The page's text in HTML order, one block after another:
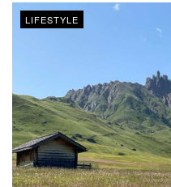
LIFESTYLE